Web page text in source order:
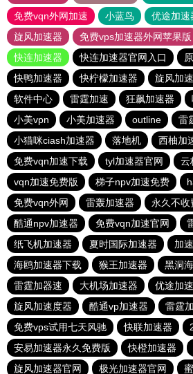
免费vqn外网加速
小蓝鸟 优途加速
旋风加速器
免费vps加速器外网苹果版
快连加速器
快连加速器官网入口
快鸭加速器
快柠檬加速器 旋风加
软件中心
雷霆加速 狂飙加速器
小美vpn
小美加速器 outline
雷
小猫咪ciash加速器
落地机 西柚加
免费vqn加速下载
tyl加速器官网
云
vqn加速免费版
梯子npv加速免费
免费vqn外网
雷轰加速器
永久不
酷通npv加速器
免费vqn加速官网
纸飞机加速器
夏时国际加速器
加
海鸥加速器下载
猴王加速器
黑洞
雷霆加器速
大机场加速器 优途加
旋风加速度器
酷通vp加速器
雷霆
免费vps试用七天风驰
快联加速器
安易加速器永久免费版
快橙加速器
旋风加速器官网
极光加速器官网